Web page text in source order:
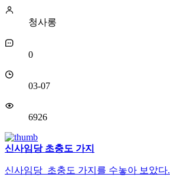
청사롱
0
03-07
6926
신사임당 초충도 가지
신사임당 초충도 가지를 수놓아 보았다.